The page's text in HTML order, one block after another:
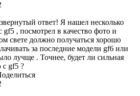
ответ! Я нашел несколько
gf5 , посмотрел в качество фото и
свете должно получаться хорошо
за последние модели gf6 или
лучще . Точнее, будет ли сильная
c gf5 ?